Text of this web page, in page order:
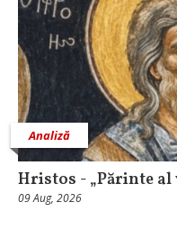
Analiză
Hristos - „Părinte al
09 Aug, 2026